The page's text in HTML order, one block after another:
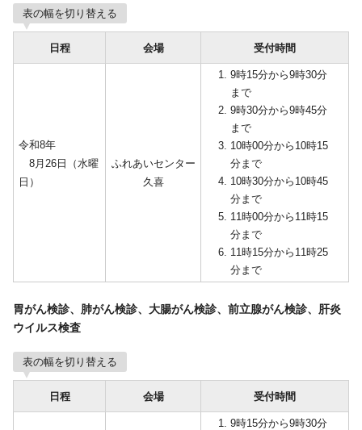
表の幅を切り替える
日程 会場 受付時間
令和8年
8月26日（水曜
日）
ふれあいセンター
久喜
9時15分から9時30分
まで
9時30分から9時45分
まで
10時00分から10時15
分まで
10時30分から10時45
分まで
11時00分から11時15
分まで
11時15分から11時25
分まで
胃がん検診、肺がん検診、大腸がん検診、前立腺がん検診、肝炎
ウイルス検査
表の幅を切り替える
日程 会場 受付時間
9時15分から9時30分